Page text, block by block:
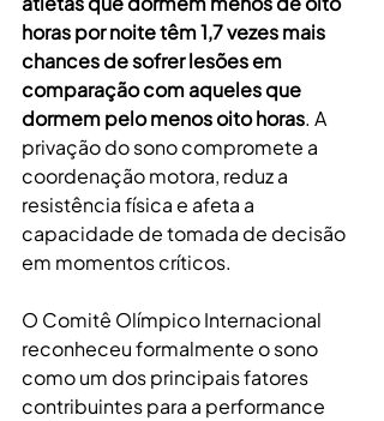
horas por noite têm 1,7 vezes mais
chances de sofrer lesões em
comparação com aqueles que
dormem pelo menos oito horas. A
privação do sono compromete a
coordenação motora, reduz a
resistência física e afeta a
capacidade de tomada de decisão
em momentos críticos.
O Comitê Olímpico Internacional
reconheceu formalmente o sono
como um dos principais fatores
contribuintes para a performance